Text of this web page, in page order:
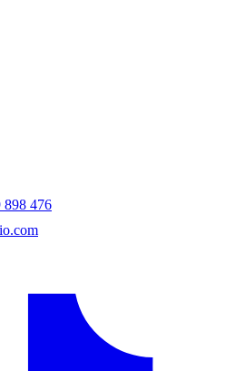
898 476